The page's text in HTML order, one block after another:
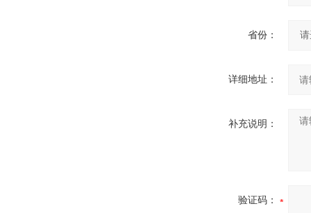
省份：
详细地址：
补充说明：
验证码：